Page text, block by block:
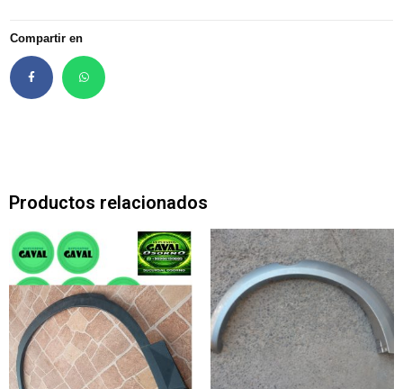
Compartir en
Productos relacionados